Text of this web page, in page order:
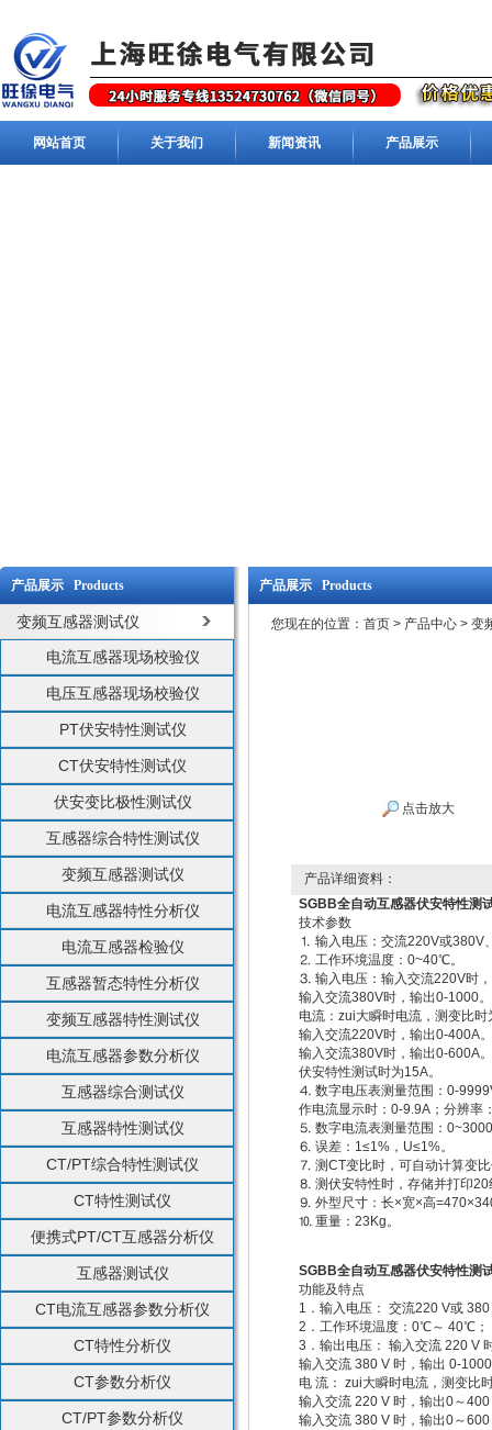
网站首页 关于我们 新闻资讯 产品展示
产品展示 Products
变频互感器测试仪
电流互感器现场校验仪
电压互感器现场校验仪
PT伏安特性测试仪
CT伏安特性测试仪
伏安变比极性测试仪
互感器综合特性测试仪
变频互感器测试仪
电流互感器特性分析仪
电流互感器检验仪
互感器暂态特性分析仪
变频互感器特性测试仪
电流互感器参数分析仪
互感器综合测试仪
互感器特性测试仪
CT/PT综合特性测试仪
CT特性测试仪
便携式PT/CT互感器分析仪
互感器测试仪
CT电流互感器参数分析仪
CT特性分析仪
CT参数分析仪
CT/PT参数分析仪
产品展示 Products
您现在的位置： 首页 > 产品中心 > 变
点击放大
产品详细资料：
SGBB全自动互感器伏安特性测
技术参数
⒈ 输入电压：交流220V或380V
⒉ 工作环境温度：0~40℃。
⒊ 输入电压：输入交流220V时
输入交流380V时，输出0-1000。
电流：zui大瞬时电流，测变比时
输入交流220V时，输出0-400A。
输入交流380V时，输出0-600A。
伏安特性测试时为15A。
⒋ 数字电压表测量范围：0-
作电流显示时：0-9.9A；分辨率
⒌ 数字电流表测量范围：
⒍ 误差：1≤1%，U≤1%。
⒎ 测CT变比时，可自动计算变
⒏ 测伏安特性时，存储并打印
⒐ 外型尺寸：长×宽×高
⒑ 重量：23Kg。
SGBB全自动互感器伏安特性测
功能及特点
1．输入电压： 交流220 V或
2．工作环境温度：0℃～ 40℃；
3．输出电压： 输入交流 220 V
输入交流 380 V 时，输出 0-
电 流： zui大瞬时电流，测变比
输入交流 220 V 时，输出0～
输入交流 380 V 时，输出0～